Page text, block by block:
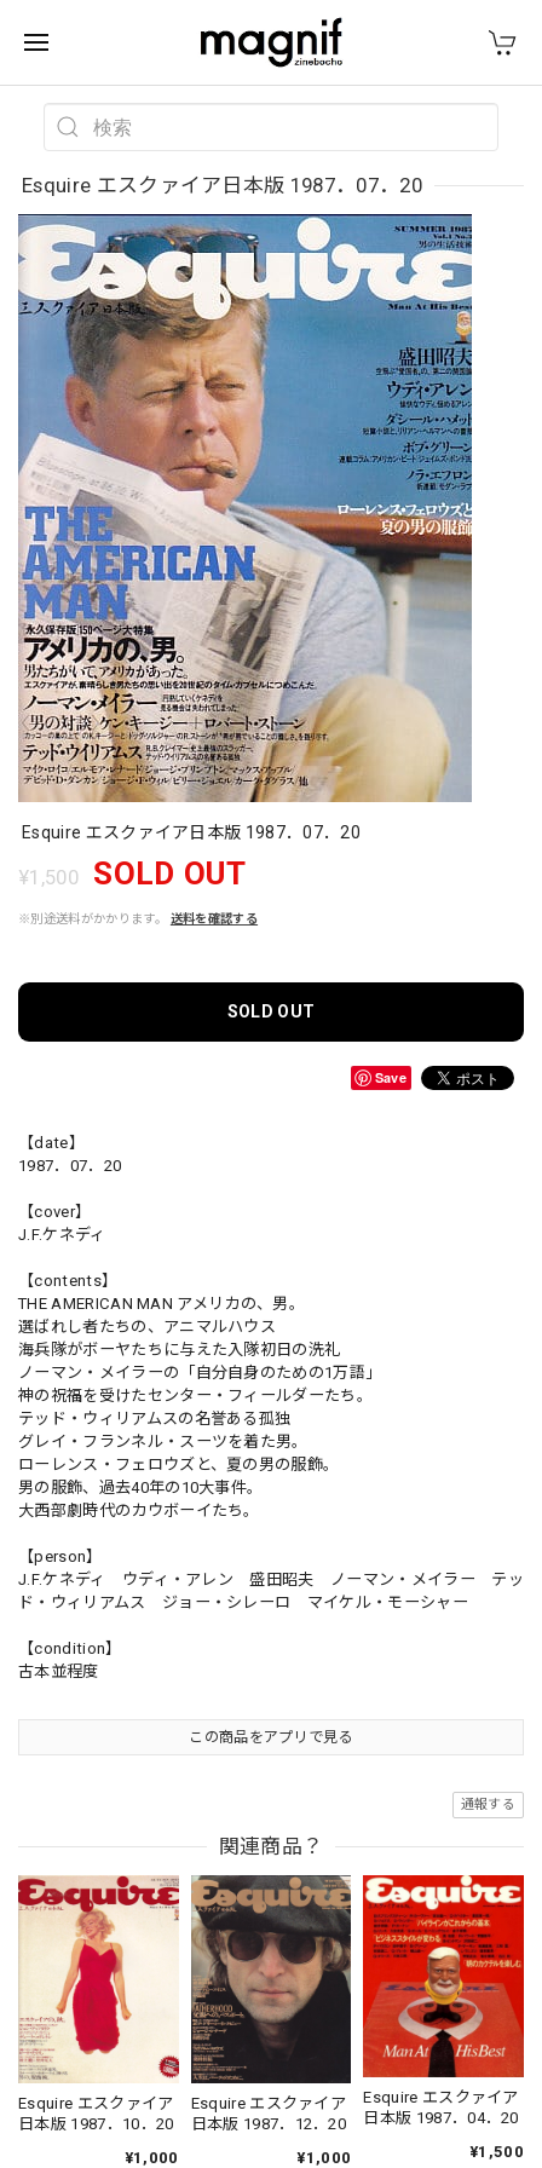
Esquire エスクァイア日本版 1987．07．20
Esquire エスクァイア日本版 1987．07．20
¥1,500 SOLD OUT
※別途送料がかかります。 送料を確認する
SOLD OUT
Save
【date】
1987．07．20
【cover】
J.F.ケネディ
【contents】
THE AMERICAN MAN アメリカの、男。
選ばれし者たちの、アニマルハウス
海兵隊がボーヤたちに与えた入隊初日の洗礼
ノーマン・メイラーの「自分自身のための1万語」
神の祝福を受けたセンター・フィールダーたち。
テッド・ウィリアムスの名誉ある孤独
グレイ・フランネル・スーツを着た男。
ローレンス・フェロウズと、夏の男の服飾。
男の服飾、過去40年の10大事件。
大西部劇時代のカウボーイたち。
【person】
J.F.ケネディ ウディ・アレン 盛田昭夫 ノーマン・メイラー テッ
ド・ウィリアムス ジョー・シレーロ マイケル・モーシャー
【condition】
古本並程度
この商品をアプリで見る
通報する
関連商品？
Esquire エスクァイア
日本版 1987．10．20
¥1,000
Esquire エスクァイア
日本版 1987．12．20
¥1,000
Esquire エスクァイア
日本版 1987．04．20
¥1,500